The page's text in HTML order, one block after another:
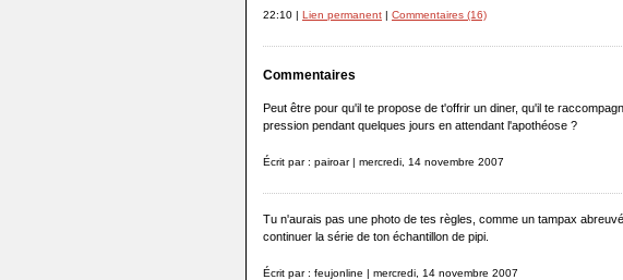
22:10 | Lien permanent | Commentaires (16)
Commentaires
Peut être pour qu'il te propose de t'offrir un diner, qu'il te
pression pendant quelques jours en attendant l'apothéose ?
Écrit par : pairoar | mercredi, 14 novembre 2007
Tu n'aurais pas une photo de tes règles, comme un tampax
continuer la série de ton échantillon de pipi.
Écrit par : feujonline | mercredi, 14 novembre 2007